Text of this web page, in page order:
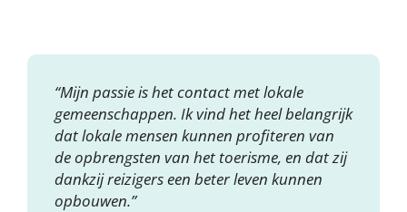
“Mijn passie is het contact met lokale
gemeenschappen. Ik vind het heel belangrijk
dat lokale mensen kunnen profiteren van
de opbrengsten van het toerisme, en dat zij
dankzij reizigers een beter leven kunnen
opbouwen.”